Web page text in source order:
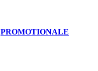
PROMOTIONALE